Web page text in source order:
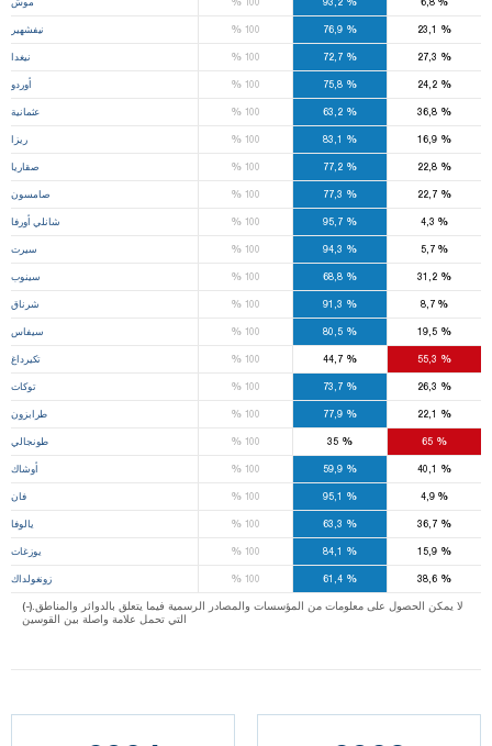
نيفشهير %100 %
76,9 %
نيغدا %100 %
72,7 %
أوردو %100 %
75,8 %
24,2
عثمانية %100 %
63,2 %
36,8
ريزا %100 % %
16,9
صقاريا %100 %
77,2 %
22,8
صامسون %100 % %
22,7
شانلي أورفا %100 %
95,7 %
سيرت %100 % %
5,7
سينوب %100 %
68,8 %
31,2
شرناق %100 % %
8,7
سيفاس %100 %
80,5 %
19,5
تكيرداغ %100 %
44,7 %
توكات %100 %
73,7 %
طرابزون %100 %
77,9 %
طونجالي %100 % %
أوشاك %100 %
59,9 %
فان %100 % %
4,9
يالوفا %100 % %
36,7
يوزغات %100 % %
15,9
زونغولداك %100 %
61,4 %
38,6
(-).لا يمكن الحصول على معلومات من المؤسسات والمصادر الرسمية فيما يتعلق بالدوائر والمناطق
التي تحمل علامة واصلة بين القوسين